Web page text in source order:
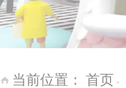
当前位置： 首页 >